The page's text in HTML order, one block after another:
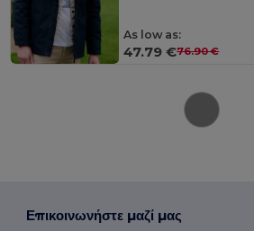
As low as:
47.79 €76.90 €
Επικοινωνήστε μαζί μας